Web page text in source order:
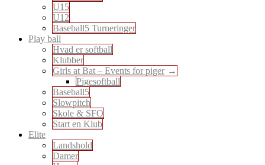
U15
U12
Baseball5 Turneringer
Play ball
Hvad er softball
Klubber
Girls at Bat – Events for piger
Pigesoftball
Baseball5
Slowpitch
Skole & SFO
Start en Klub
Elite
Landshold
Damer